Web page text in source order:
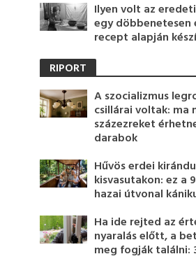
Ilyen volt az
egy döbbenetesen
recept alapján
RIPORT
A szocializmus
csillárai voltak: ma
százezreket
darabok
Hűvös erdei
kisvasutakon: ez a
hazai útvonal
Ha ide rejted az
nyaralás előtt, a
meg fogják találni: